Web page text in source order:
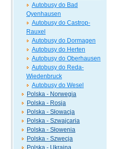
Autobusy do Bad
Oyenhausen
Autobusy do Castrop-
Rauxel
Autobusy do Dormagen
Autobusy do Herten
Autobusy do Oberhausen
Autobusy do Reda-
Wiedenbruck
Autobusy do Wesel
Polska - Norwegia
Polska - Rosja
Polska - Słowacja
Polska - Szwajcaria
Polska - Słowenia
Polska - Szwecja
Polska - Ukraina